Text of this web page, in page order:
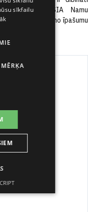
un Polijā. SIA Namu
nekustamo īpašumu
SPANISH
sīkfailu
MĒRĶA